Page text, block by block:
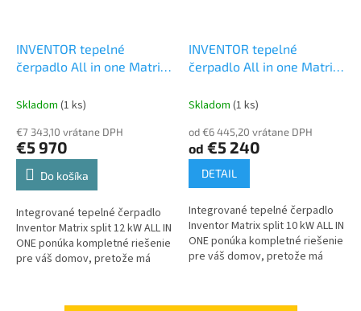
INVENTOR tepelné
čerpadlo All in one Matrix
Integrovaný zásobník
Skladom (1 ks)
€7 343,10 vrátane DPH
€5 970
Do košíka
Integrované tepelné čerpadlo
Inventor Matrix split 12 kW ALL IN
ONE ponúka kompletné riešenie
pre váš domov, pretože má
INVENTOR tepelné
čerpadlo All in one Matrix
Integrovaný zásobník
Skladom (1 ks)
od €6 445,20 vrátane DPH
od €5 240
DETAIL
Integrované tepelné čerpadlo
Inventor Matrix split 10 kW ALL IN
ONE ponúka kompletné riešenie
pre váš domov, pretože má